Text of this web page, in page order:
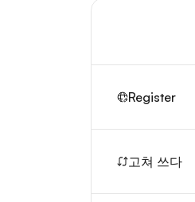
Register
고쳐 쓰다